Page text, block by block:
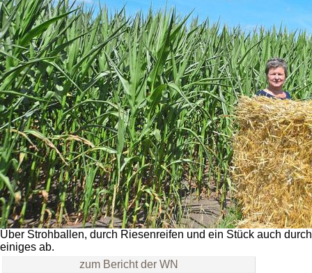
Über Strohballen, durch Riesenreifen und ein Stück auch
einiges ab.
zum Bericht der WN